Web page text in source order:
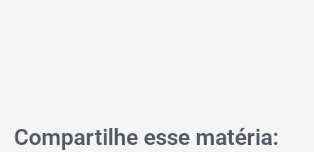
Compartilhe esse matéria: